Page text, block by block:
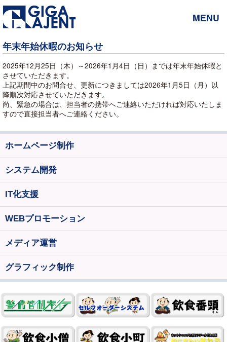
MENU
年末年始休暇のお知らせ
2025年12月25日（木）～2026年1月4日（日）までは年末年始休暇と
させていただきます。
上記期間中のお問合せ、更新につきましては2026年1月5日（月）以
降順次対応させていただきます。
尚、緊急の場合は、担当者の携帯へご連絡いただければ対応いたしま
すので直接担当者へご連絡ください。
ホームページ制作
システム開発
IT化支援
WEBプロモーション
メディア運営
グラフィック制作